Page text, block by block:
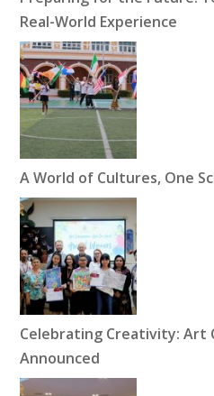
Real-World Experience
A World of Cultures, One
Celebrating Creativity: Art
Announced